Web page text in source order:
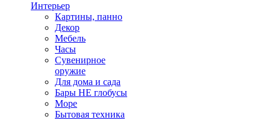
Интерьер
Картины, панно
Декор
Мебель
Часы
Сувенирное
оружие
Для дома и сада
Бары НЕ глобусы
Море
Бытовая техника